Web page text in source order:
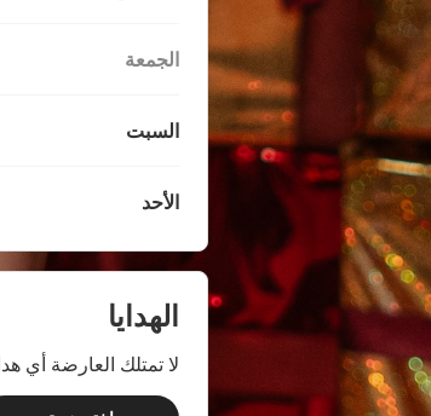
الجمعة
السبت
الأحد
الهدايا
لا تمتلك العارضة أي